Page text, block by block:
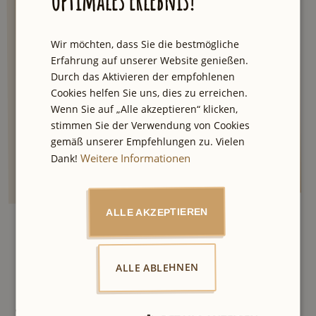
im Quartal der große Newsletter mit besten
Ich stimme den
Datenschutzbestimmungenzu.
Weitere Empfehlungen
Wir möchten, dass Sie die bestmögliche
Erfahrung auf unserer Website genießen.
Durch das Aktivieren der empfohlenen
Cookies helfen Sie uns, dies zu erreichen.
Wenn Sie auf „Alle akzeptieren“ klicken,
stimmen Sie der Verwendung von Cookies
gemäß unserer Empfehlungen zu. Vielen
Dank!Weitere Informationen
ALLE AKZEPTIEREN
ALLE ABLEHNEN